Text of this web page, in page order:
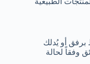
أو يُدلك
يُترك على الشعر مدة 1-3 دقائق وفقاً لحالة